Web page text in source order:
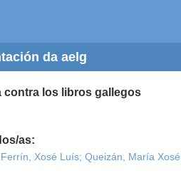
da aelg
contra los libros gallegos
as:
Xosé Luís; Queizán, María Xosé